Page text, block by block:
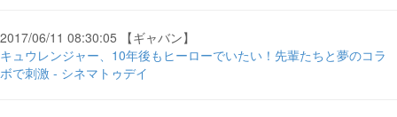
2017/06/11 08:30:05 【ギャバン】
キュウレンジャー、10年後もヒーローでいたい！先輩たちと夢のコラ
ボで刺激 - シネマトゥデイ